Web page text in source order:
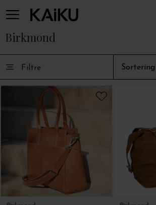
Birkmond
Filtre